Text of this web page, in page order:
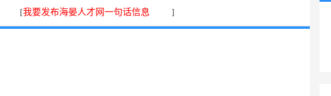
[我要发布海晏人才网一句话信息 ]